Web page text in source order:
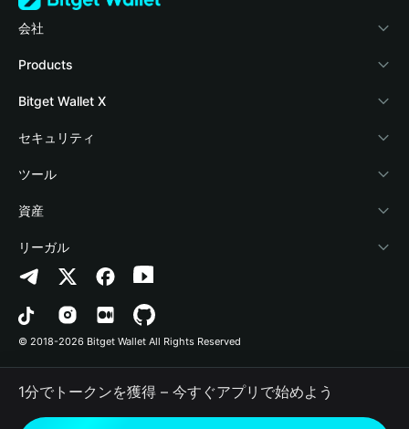
会社
Bitget Walletについて
ブログ
アカデミー
暗号資産ニュース
Help Center
お問い合わせ
ブランドリソース
キャリア
Products
Crypto Card
Stablecoin Earn
Payfi Crypto
Crypto Swap API
Altcoin Season Index
Prediction Markets
DApp
RWA
Bitget Wallet X
デベロッパー
ウォレットを接続
Bitget Wallet Pay
プロジェクトを掲載
セキュリティ
保護基金
セキュリティ技術
ツール
暗号資産を購入
認証検出
コントラクト検出
一括送金
資産
Arbitrum
Avalanche
Bitcoin
Polygon
リーガル
プライバシーポリシー
利用規約
© 2018-2026 Bitget Wallet All Rights Reserved
1分でトークンを獲得 – 今すぐアプリで始めよう